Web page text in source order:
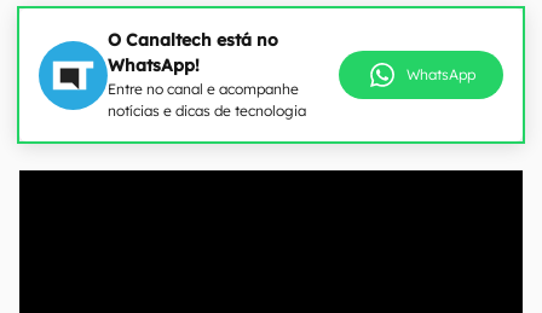
O Canaltech está no
WhatsApp!
Entre no canal e acompanhe
notícias e dicas de tecnologia
WhatsApp